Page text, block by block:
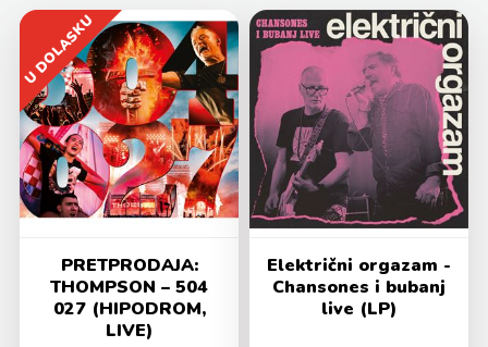
U DOLASKU
PRETPRODAJA:
THOMPSON – 504
027 (HIPODROM,
LIVE)
Električni orgazam -
Chansones i bubanj
live (LP)